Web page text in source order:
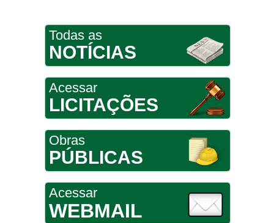
Todas as
NOTÍCIAS
Acessar
LICITAÇÕES
Obras
PÚBLICAS
Acessar
WEBMAIL